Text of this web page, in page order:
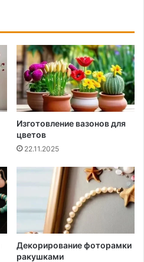
Изготовление вазонов для
цветов
22.11.2025
Декорирование фоторамки
ракушками